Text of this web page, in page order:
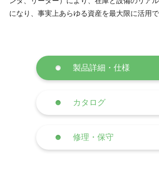
になり、事実上あらゆる資産を最大限に活用で
製品詳細・仕様
カタログ
修理・保守